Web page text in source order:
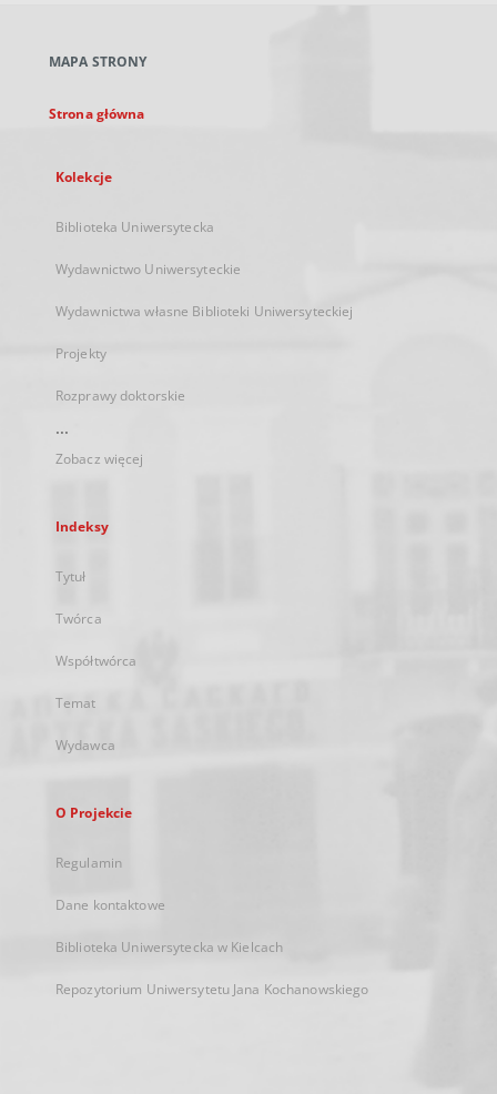
karcie
MAPA STRONY
Strona główna
Kolekcje
Biblioteka Uniwersytecka
Wydawnictwo Uniwersyteckie
Wydawnictwa własne Biblioteki Uniwersyteckiej
Projekty
Rozprawy doktorskie
...
Zobacz więcej
Indeksy
Tytuł
Twórca
Współtwórca
Temat
Wydawca
O Projekcie
Regulamin
Dane kontaktowe
Biblioteka Uniwersytecka w Kielcach
Repozytorium Uniwersytetu Jana Kochanowskiego